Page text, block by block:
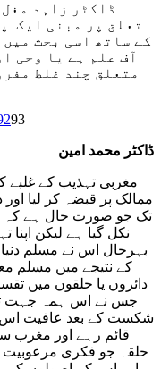
ڈاکٹر زاہد
تعلق پر مبنی ایک
کے ساتھ اسی بحث
آف علم ہے یا وحی
متعلق چند غلط
93
ڈاکٹر محمد امین
مغربی تہذیب کے
ممالک پر قبضہ کر لیا
تک جو صورت حال ہے کہ
نکل گیا ہے لیکن
بہرحال اس نے مسلم
کے نتیجے میں مسلم
دائروں یا حلقوں میں
جس نے اس ہمہ جہت
شکست کے بعد عافیت اس
قائم رہے اور مغرب
حلقہ جو فکری مرعوبیت